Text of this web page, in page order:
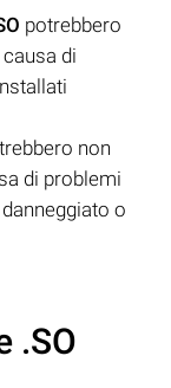
potrebbero
di
non
di problemi
o
.SO